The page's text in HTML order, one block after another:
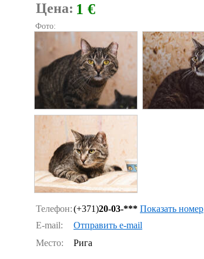
Цена: 1 €
Фото:
Телефон:(+371)20-03-*** Показать номер
E-mail:
Отправить e-mail
Место:
Рига